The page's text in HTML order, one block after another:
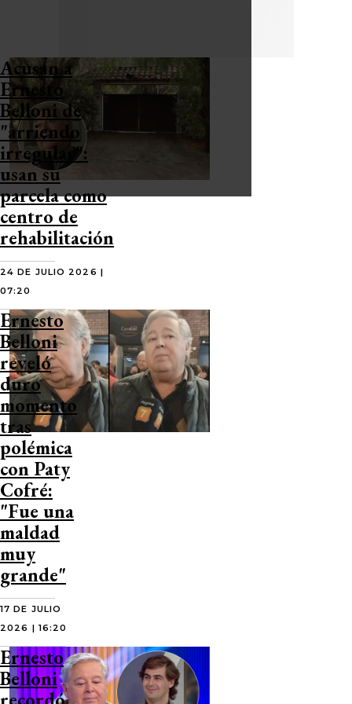
Acusan a
Ernesto
Belloni de
"arriendo
irregular":
usan su
parcela como
centro de
rehabilitación
24 DE JULIO 2026 |
07:20
Ernesto
Belloni
reveló
duro
momento
tras
polémica
con Paty
Cofré:
"Fue una
maldad
muy
grande"
17 DE JULIO
2026 | 16:20
Ernesto
Belloni